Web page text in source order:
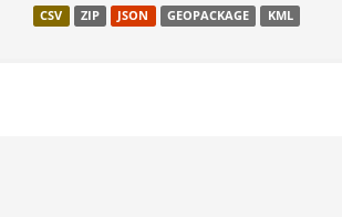
CSV ZIP JSON GEOPACKAGE KML